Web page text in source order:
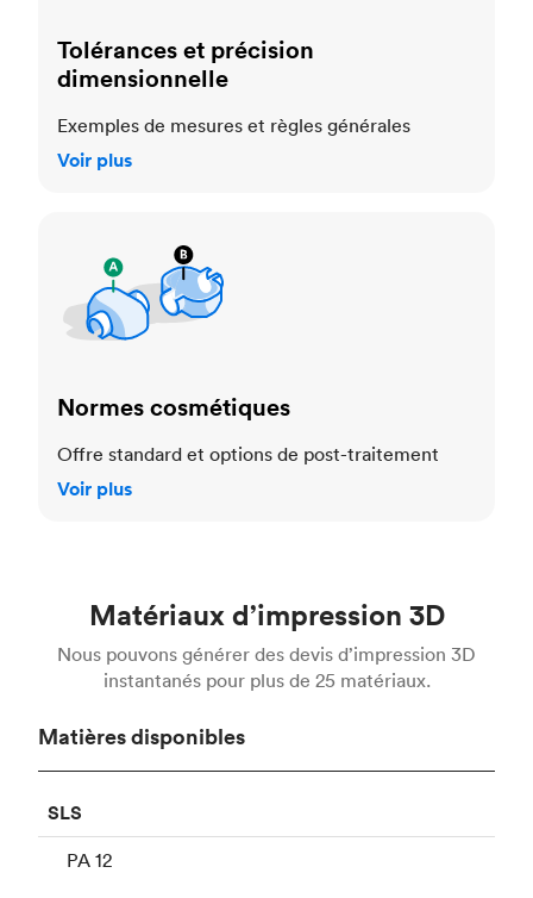
Tolérances et précision
dimensionnelle
Exemples de mesures et règles générales
Voir plus
Normes cosmétiques
Offre standard et options de post-traitement
Voir plus
Matériaux d’impression 3D
Nous pouvons générer des devis d’impression 3D
instantanés pour plus de 25 matériaux.
Matières disponibles
SLS
PA 12